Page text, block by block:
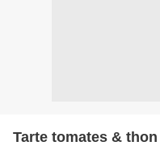
Tarte tomates & thon